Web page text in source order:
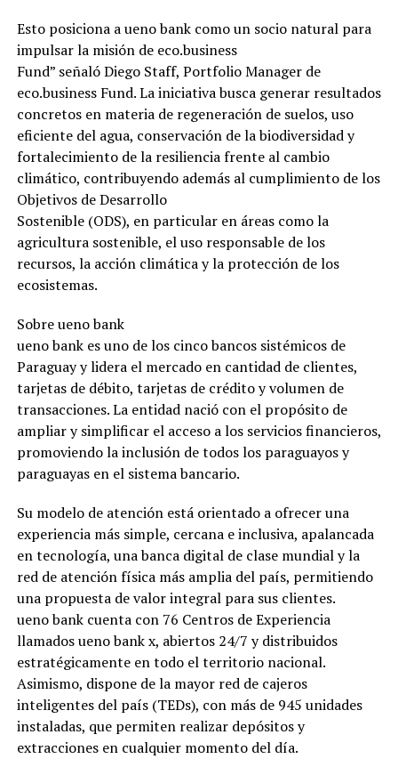
Esto posiciona a ueno bank como un socio natural para
impulsar la misión de eco.business
Fund” señaló Diego Staff, Portfolio Manager de
eco.business Fund. La iniciativa busca generar resultados
concretos en materia de regeneración de suelos, uso
eficiente del agua, conservación de la biodiversidad y
fortalecimiento de la resiliencia frente al cambio
climático, contribuyendo además al cumplimiento de los
Objetivos de Desarrollo
Sostenible (ODS), en particular en áreas como la
agricultura sostenible, el uso responsable de los
recursos, la acción climática y la protección de los
ecosistemas.
Sobre ueno bank
ueno bank es uno de los cinco bancos sistémicos de
Paraguay y lidera el mercado en cantidad de clientes,
tarjetas de débito, tarjetas de crédito y volumen de
transacciones. La entidad nació con el propósito de
ampliar y simplificar el acceso a los servicios financieros,
promoviendo la inclusión de todos los paraguayos y
paraguayas en el sistema bancario.
Su modelo de atención está orientado a ofrecer una
experiencia más simple, cercana e inclusiva, apalancada
en tecnología, una banca digital de clase mundial y la
red de atención física más amplia del país, permitiendo
una propuesta de valor integral para sus clientes.
ueno bank cuenta con 76 Centros de Experiencia
llamados ueno bank x, abiertos 24/7 y distribuidos
estratégicamente en todo el territorio nacional.
Asimismo, dispone de la mayor red de cajeros
inteligentes del país (TEDs), con más de 945 unidades
instaladas, que permiten realizar depósitos y
extracciones en cualquier momento del día.